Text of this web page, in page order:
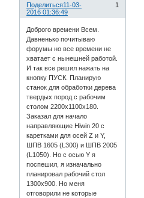
Поделиться 1
11-03-
2016 01:36:49
Доброго времени Всем.
Давненько почитываю
форумы но все времени не
хватает с нынешней работой.
И так все решил нажать на
кнопку ПУСК. Планирую
станок для обработки дерева
твердых пород с рабочим
столом 2200х1100х180.
Заказал для начало
направляющие Hiwin 20 c
каретками для осей Z и Y,
ШПВ 1605 (L300) и ШПВ 2005
(L1050). Но с осью Y я
поспешил, я изначально
планировал рабочий стол
1300х900. Но меня
отговорили не которые